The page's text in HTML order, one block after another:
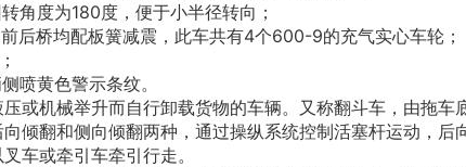
角度为180度，便于小半径转向；
后桥均配板簧减震，此车共有4个600-9的充气实心车轮；
喷黄色警示条纹。
或机械举升而自行卸载货物的车辆。又称翻斗车，由拖车
倾翻和侧向倾翻两种，通过操纵系统控制活塞杆运动，
车或牵引车牵引行走。